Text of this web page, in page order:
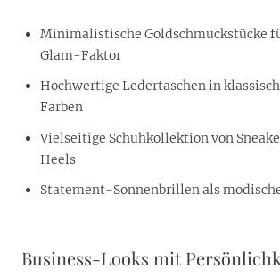
Minimalistische Goldschmuckstücke
Glam-Faktor
Hochwertige Ledertaschen in
Farben
Vielseitige Schuhkollektion von
Heels
Statement-Sonnenbrillen als
Business-Looks mit